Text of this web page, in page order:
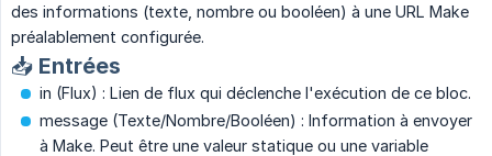
des informations (texte, nombre ou booléen) à une URL Make
préalablement configurée.
📥 Entrées
in (Flux) : Lien de flux qui déclenche l'exécution de ce bloc.
message (Texte/Nombre/Booléen) : Information à envoyer
à Make. Peut être une valeur statique ou une variable